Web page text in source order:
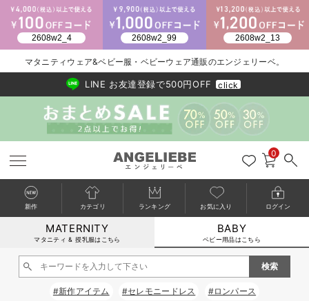
新生児服全て
ベビー服全て
ロンパース・カバーオール
シーズンアイテム全て
ベビー・新生児 寝具全て
ベビーベッド・布団 （ベビー・新生児）
ベビー 雑貨全て
ベビーチェア（ハイローチェア）・ベビーラック
お出かけグッズ全て
ベビー｜季節の特集全て
猛暑からベビーを守るひんやりグッズ
アウトレット全て
【アウトレット】ワンピース
特集全て
抗菌防臭加工
再入荷全て
再入荷｜インナー
戻る
送料無料アイテム全て
ワンピース
戻る
ブラキャミ おまとめ
戻る
【37周年祭セール】
【37周年祭セール】
戻る
気温差別オススメア
【15℃】3月下旬～
戻る
動きやすく着回しで
戻る
強撚スムース(コスパ
戻る
マタニティウェア
【おまとめ割】パジ
戻る
こだわりの履き心地
カジュアル
戻る
ジャケット派
戻る
出産準備応援割全て
マタニティパジャマ
戻る
【オフィスカジュア
戻る
レギンスタイプ
戻る
【フォーマル】ワン
戻る
【ベビー】長袖
戻る
ハンカチ
戻る
快適ウェア10%OFF
戻る
春のマタニティワン
セットアップ・ レイ
戻る
Gift Selection 出産
〜3,000円（税込）
戻る
冬の冷え対策インナ
薄くてあったか
戻る
入院準備の持ち物チ
入院してすぐ使うグ
戻る
冬のあったか特集全て
【冬のあったか特集
マタニティウェア&ベビー服・ベビーウェア通販のエンジェリーベ。
2026/NewArrival
送料495円(一部地域を除く) 7,700円以上で送料無料
LINE お友達登録で500円OFF click
0
新作 カテゴリ ランキング お気に入り ログイン
MATERNITY
マタニティ & 授乳服はこちら
BABY
ベビー用品はこちら
#新作アイテム #セレモニードレス #ロンパース
カートに入れる
閉じる